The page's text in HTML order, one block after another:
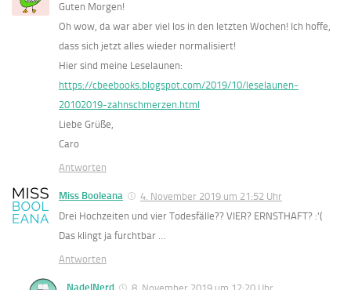
Guten Morgen!
Oh wow, da war aber viel los in den letzten Wochen! Ich hoffe,
dass sich jetzt alles wieder normalisiert!
Hier sind meine Leselaunen:
https://cbeebooks.blogspot.com/2019/10/leselaunen-
20102019-zahnschmerzen.html
Liebe Grüße,
Caro
Antworten
Miss Booleana
4. November 2019 um 21:52 Uhr
Drei Hochzeiten und vier Todesfälle?? VIER? ERNSTHAFT? :'(
Das klingt ja furchtbar …
Antworten
NadelNerd